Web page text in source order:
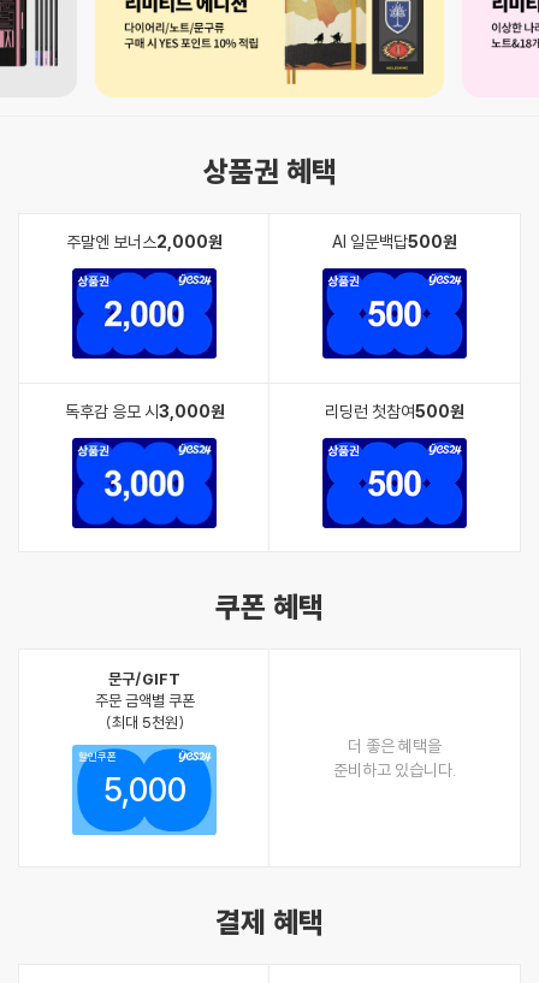
상품권 혜택
주말엔 보너스2,000원 AI 일문백답500원
독후감 응모 시3,000원 리딩런 첫참여500원
쿠폰 혜택
문구/GIFT
주문 금액별 쿠폰
(최대 5천원)
할인쿠폰
5,000
더 좋은 혜택을
준비하고 있습니다.
결제 혜택